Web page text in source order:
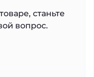
станьте
вопрос.